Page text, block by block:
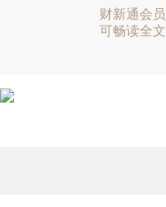
财新通会员
可畅读全文